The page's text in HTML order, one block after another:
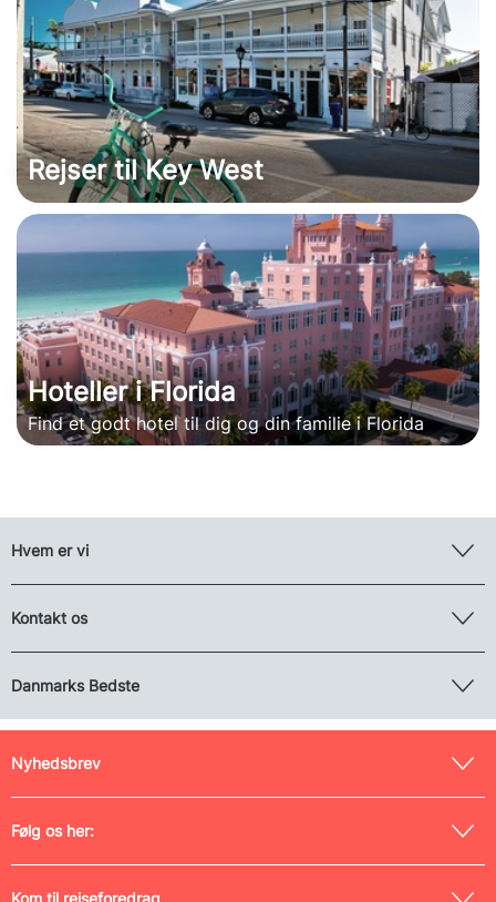
Rejser til Key West
Hoteller i Florida
Find et godt hotel til dig og din familie i Florida
Hvem er vi
Kontakt os
Danmarks Bedste
Nyhedsbrev
Følg os her:
Kom til rejseforedrag